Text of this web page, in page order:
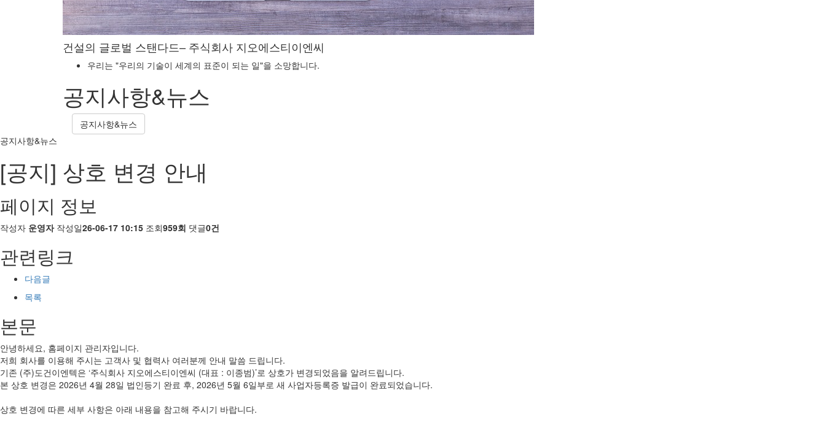
건설의 글로벌 스탠다드– 주식회사 지오에스티이엔씨
우리는 "우리의 기술이 세계의 표준이 되는 일"을 소망합니다.
공지사항&뉴스
공지사항&뉴스
공지사항&뉴스
[공지] 상호 변경 안내
페이지 정보
작성자 운영자 작성일26-06-17 10:15 조회959회 댓글0건
관련링크
다음글
목록
본문
안녕하세요, 홈페이지 관리자입니다.
저희 회사를 이용해 주시는 고객사 및 협력사 여러분께 안내 말씀 드립니다.
기존 (주)도건이엔텍은 ‘주식회사 지오에스티이엔씨 (대표 : 이종범)’로 상호가 변경되었음을 알려드립니다.
본 상호 변경은 2026년 4월 28일 법인등기 완료 후, 2026년 5월 6일부로 새 사업자등록증 발급이 완료되었습니다.
상호 변경에 따른 세부 사항은 아래 내용을 참고해 주시기 바랍니다.